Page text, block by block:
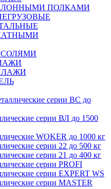
ПОЛКАМИ
серии ВС до
серии ВЛ до 1500
WOKER до 1000 кг
серии 22 до 500 кг
серии 21 до 400 кг
серии PROFI
серии EXPERT WS
серии MASTER